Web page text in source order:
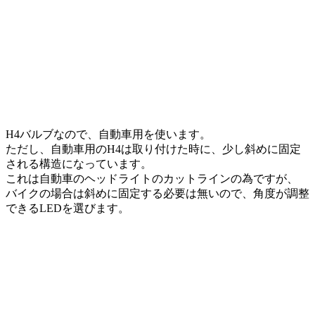
H4バルブなので、自動車用を使います。
ただし、自動車用のH4は取り付けた時に、少し斜めに固定
される構造になっています。
これは自動車のヘッドライトのカットラインの為ですが、
バイクの場合は斜めに固定する必要は無いので、角度が調整
できるLEDを選びます。